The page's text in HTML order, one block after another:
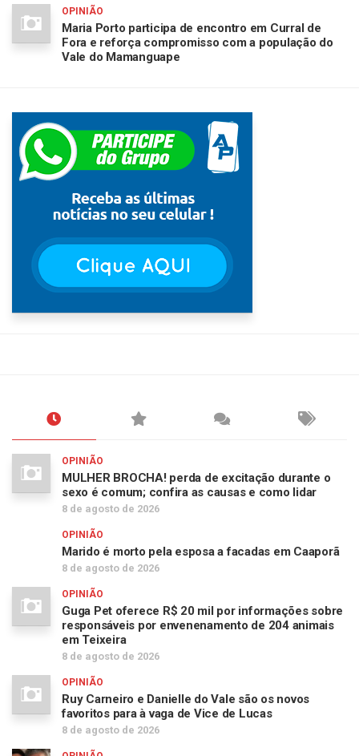
OPINIÃO
Maria Porto participa de encontro em Curral de
Fora e reforça compromisso com a população do
Vale do Mamanguape
OPINIÃO
MULHER BROCHA! perda de excitação durante o
sexo é comum; confira as causas e como lidar
8 de agosto de 2026
OPINIÃO
Marido é morto pela esposa a facadas em Caaporã
8 de agosto de 2026
OPINIÃO
Guga Pet oferece R$ 20 mil por informações sobre
responsáveis por envenenamento de 204 animais
em Teixeira
8 de agosto de 2026
OPINIÃO
Ruy Carneiro e Danielle do Vale são os novos
favoritos para à vaga de Vice de Lucas
8 de agosto de 2026